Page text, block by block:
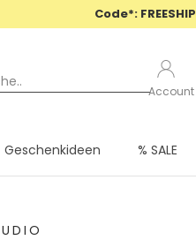
Code*: FREESHIP
Geschenkideen
% SALE
Account